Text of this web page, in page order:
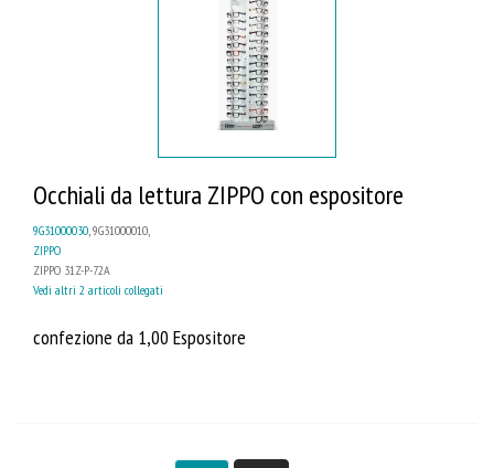
Occhiali da lettura ZIPPO con espositore
9G31000030, 9G31000010,
ZIPPO
ZIPPO 31Z-P-72A
Vedi altri 2 articoli collegati
confezione da 1,00 Espositore